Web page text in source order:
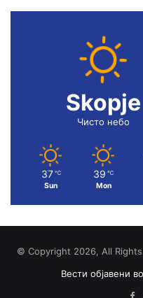
Skopje
Чисто небо
37 ℃
Sun
39 ℃
Mon
© Copyright 2026, All
Вести објавени